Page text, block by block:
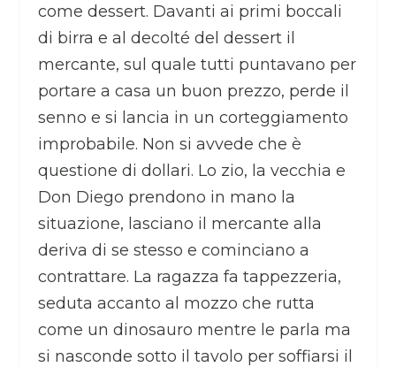
come dessert. Davanti ai primi boccali
di birra e al decolté del dessert il
mercante, sul quale tutti puntavano per
portare a casa un buon prezzo, perde il
senno e si lancia in un corteggiamento
improbabile. Non si avvede che è
questione di dollari. Lo zio, la vecchia e
Don Diego prendono in mano la
situazione, lasciano il mercante alla
deriva di se stesso e cominciano a
contrattare. La ragazza fa tappezzeria,
seduta accanto al mozzo che rutta
come un dinosauro mentre le parla ma
si nasconde sotto il tavolo per soffiarsi il